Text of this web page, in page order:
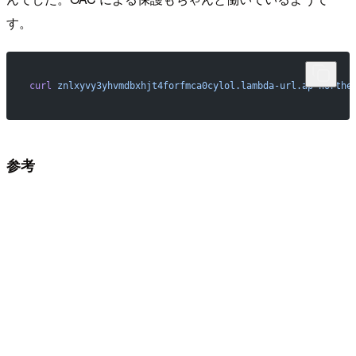
す。
curl znlxyvy3yhvmdbxhjt4forfmca0cylol.lambda-url.ap-
参考